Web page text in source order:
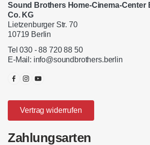
Sound Brothers Home-Cinema-Center
Co. KG
Lietzenburger Str. 70
10719 Berlin
Tel 030 - 88 720 88 50
E-Mail: info@soundbrothers.berlin
Vertrag widerrufen
Zahlungsarten